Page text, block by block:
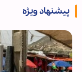
پیشنهاد ویژه